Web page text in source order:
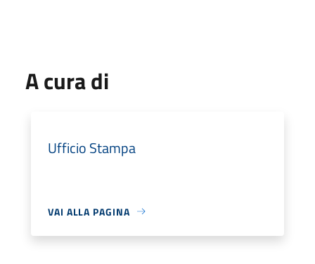
A cura di
Ufficio Stampa
VAI ALLA PAGINA